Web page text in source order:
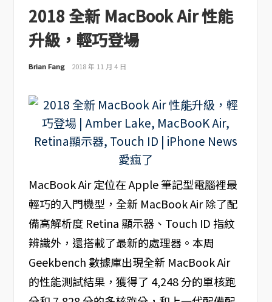
2018 全新 MacBook Air 性能
升級，輕巧登場
Brian Fang 2018 年 11 月 4 日
MacBook Air 定位在 Apple 筆記型電腦裡最
輕巧的入門機型，全新 MacBook Air 除了配
備高解析度 Retina 顯示器、Touch ID 指紋
辨識外，還搭載了最新的處理器。本周
Geekbench 數據庫出現全新 MacBook Air
的性能測試結果，獲得了 4,248 分的單核跑